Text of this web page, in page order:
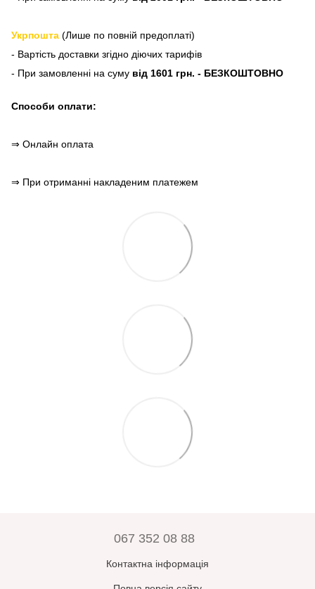
Укрпошта (Лише по повній предоплаті)
- Вартість доставки згідно діючих тарифів
- При замовленні на суму від 1601 грн. - БЕЗКОШТОВНО
Способи оплати:
⇒ Онлайн оплата
⇒ При отриманні накладеним платежем
067 352 08 88
Контактна інформація